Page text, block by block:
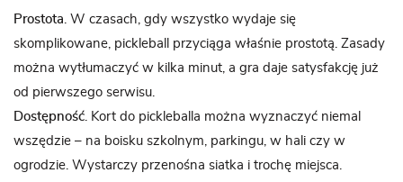
Prostota. W czasach, gdy wszystko wydaje się
skomplikowane, pickleball przyciąga właśnie prostotą. Zasady
można wytłumaczyć w kilka minut, a gra daje satysfakcję już
od pierwszego serwisu.
Dostępność. Kort do pickleballa można wyznaczyć niemal
wszędzie – na boisku szkolnym, parkingu, w hali czy w
ogrodzie. Wystarczy przenośna siatka i trochę miejsca.